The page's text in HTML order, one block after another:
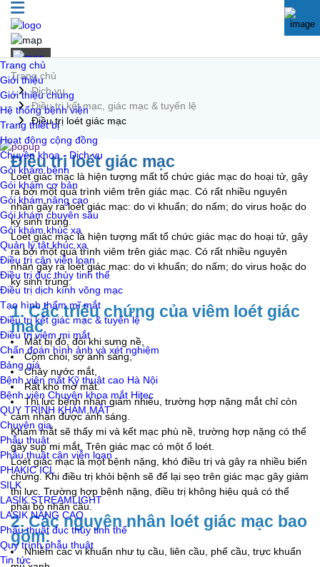
En
Trang chủ
Giới thiệu
Giới thiệu chung
Hệ thống bệnh viện
Trang thiết bị
Hoạt động cộng đồng
Chuyên khoa - Dịch vụ
Gói khám bệnh
Gói khám cơ bản
Gói khám nâng cao
Gói khám chuyên sâu
Gói khám khúc xạ
Quản lý tật khúc xạ
Điều trị cận viễn loạn
Điều trị đục thủy tinh thể
Điều trị dịch kính võng mạc
Tạo hình thẩm mĩ mắt
Điều trị kết giác mạc & tuyến lệ
Điều trị viêm mi mắt
Chẩn đoán hình ảnh và xét nghiệm
Bảng giá
Bệnh viện mắt Kỹ thuật cao Hà Nội
Bệnh viện Chuyên khoa mắt Hitec
QUY TRÌNH KHÁM MẮT
Chuyên gia
Phẫu thuật
Phẫu thuật cận viễn loạn
PHAKIC ICL
SILK
LASIK STREAMLIGHT
LASIK NÂNG CAO
Phẩu thuật đục thủy tinh thể
Quy trình phẫu thuật
Tin tức
Trang chủ
Dịch vụ
Điều trị kết mạc, giác mạc & tuyến lệ
Điều trị loét giác mạc
Điều trị loét giác mạc
Loét giác mạc là hiện tượng mất tổ chức giác mạc do hoại tử, gây
ra bởi một quá trình viêm trên giác mạc. Có rất nhiều nguyên
nhân gây ra loét giác mạc: do vi khuẩn; do nấm; do virus hoặc do
ký sinh trùng.
Loét giác mạc là hiện tượng mất tổ chức giác mạc do hoại tử, gây
ra bởi một quá trình viêm trên giác mạc. Có rất nhiều nguyên
nhân gây ra loét giác mạc: do vi khuẩn; do nấm; do virus hoặc do
ký sinh trùng.
1. Các triệu chứng của viêm loét giác
mạc
Mắt bị đỏ, đôi khi sưng nề,
Cộm chói, sợ ánh sáng,
Chảy nước mắt,
Rất khó mở mắt.
Thị lực bệnh nhân giảm nhiều, trường hợp nặng mắt chỉ còn
cảm nhận được ánh sáng.
Khám mắt sẽ thấy mi và kết mạc phù nề, trường hợp nặng có thể
gây sụp mi mắt. Trên giác mạc có một ổ loét.
Loét giác mạc là một bệnh nặng, khó điều trị và gây ra nhiều biến
chứng. Khi điều trị khỏi bệnh sẽ để lại sẹo trên giác mạc gây giảm
thị lực. Trường hợp bệnh nặng, điều trị không hiệu quả có thể
phải bỏ nhãn cầu.
2. Các nguyên nhân loét giác mạc bao
gồm:
Nhiễm các vi khuẩn như tụ cầu, liên cầu, phế cầu, trực khuẩn